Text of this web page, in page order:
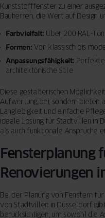
Kunststofffenster zu einer
Bauherren, die Wert auf Design
Farbvielfalt: Über 200 RAL-
Formen: Von klassisch bis
Anpassungsfähigkeit: Perfekte
architektonische Stile
Diese gestalterischen
Aufwertung bei, sondern bieten
Langlebigkeit und einfache
ideale Lösung für Stadtvillen in
als auch funktionale Ansprüche
Fensterplanung
Renovierungen
Bei der Planung von Fenstern
von Stadtvillen in Düsseldorf
berücksichtigen, um sowohl die